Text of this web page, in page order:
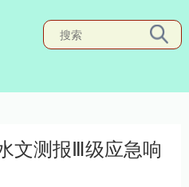
文测报Ⅲ级应急响